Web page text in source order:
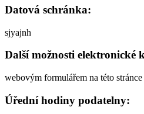
Datová schránka:
sjyajnh
Další možnosti elektronické
webovým formulářem na této stránce
Úřední hodiny podatelny: